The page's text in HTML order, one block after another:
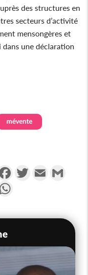
des structures en
secteurs d’activité
mensongères et
dans une déclaration
mévente
FacebookTwitterEmail
Messenger